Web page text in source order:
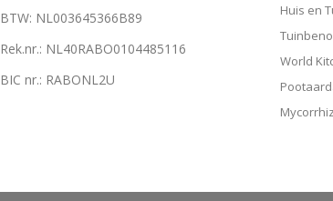
BTW: NL003645366B89
Rek.nr.: NL40RABO0104485116
BIC nr.: RABONL2U
Huis en
World